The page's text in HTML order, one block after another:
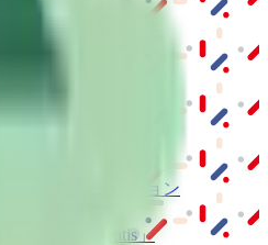
ウドソリューション
「Dentis」